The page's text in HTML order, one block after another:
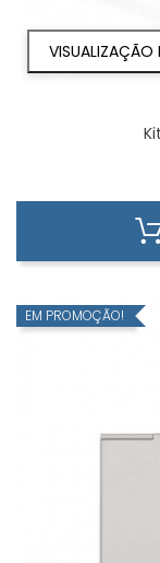
VISUALIZAÇÃO
EM PROMOÇÃO!